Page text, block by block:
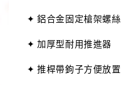
✦ 鋁合金固定槍架螺絲
✦ 加厚型耐用推進器
✦ 推桿帶鉤子方便放置